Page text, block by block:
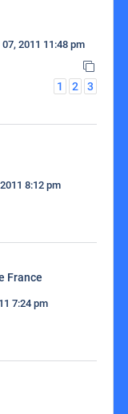
2011 11:48 pm
1
2 3
8:12 pm
France
7:24 pm